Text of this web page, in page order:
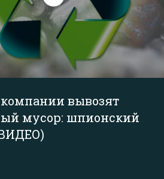
вывозят
мусор: шпионский